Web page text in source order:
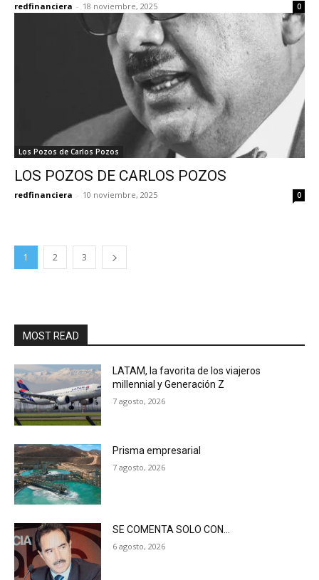
redfinanciera - 18 noviembre, 2025 0
Los Pozos de Carlos Pozos
LOS POZOS DE CARLOS POZOS
redfinanciera - 10 noviembre, 2025 0
1 2 3
MOST READ
LATAM, la favorita de los viajeros
millennial y Generación Z
7 agosto, 2026
Prisma empresarial
7 agosto, 2026
SE COMENTA SOLO CON…
6 agosto, 2026